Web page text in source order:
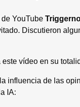
YouTube
Discutieron
vídeo en su
influencia de las
IA: